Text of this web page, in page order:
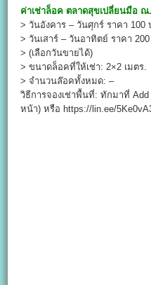
ค่าเช่าล็อค ตลาดสุขเปลี่ยนมือ ณ
> วันอังคาร – วันศุกร์ ราคา 100
> วันเสาร์ – วันอาทิตย์ ราคา
> (เลือกวันขายได้)
> ขนาดล็อคที่ให้เช่า: 2×2 เมตร.
> จำนวนล๊อคทั้งหมด: –
วิธีการจองเช่าพื้นที่: ทักมาที่
หน้า) หรือ https://lin.ee/